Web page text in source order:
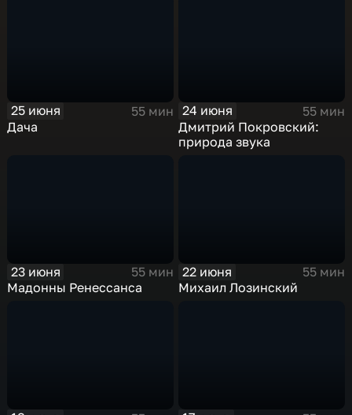
25 июня
55 мин
Дача
24 июня
55 мин
Дмитрий Покровский:
природа звука
23 июня
55 мин
Мадонны Ренессанса
22 июня
55 мин
Михаил Лозинский